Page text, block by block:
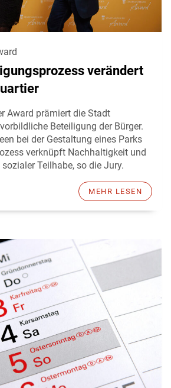
verändert
Award prämiert die Stadt
Beteiligung der Bürger.
bei der Gestaltung eines Parks
verknüpft Nachhaltigkeit und
Teilhabe, so die Jury.
MEHR LESEN